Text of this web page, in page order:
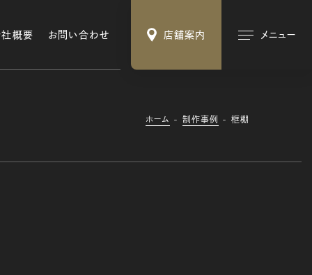
概要 お問い合わせ 店舗案内 メニュー
ホーム 制作事例 框棚